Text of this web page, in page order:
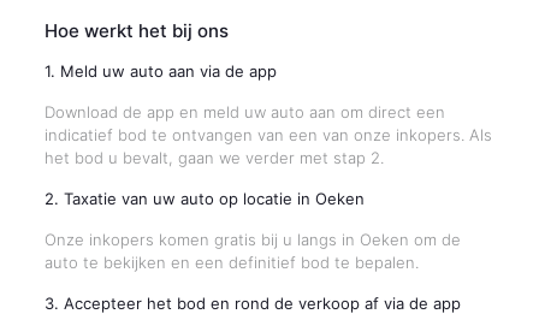
Hoe werkt het bij ons
1. Meld uw auto aan via de app
Download de app en meld uw auto aan om direct een
indicatief bod te ontvangen van een van onze inkopers. Als
het bod u bevalt, gaan we verder met stap 2.
2. Taxatie van uw auto op locatie in Oeken
Onze inkopers komen gratis bij u langs in Oeken om de
auto te bekijken en een definitief bod te bepalen.
3. Accepteer het bod en rond de verkoop af via de app